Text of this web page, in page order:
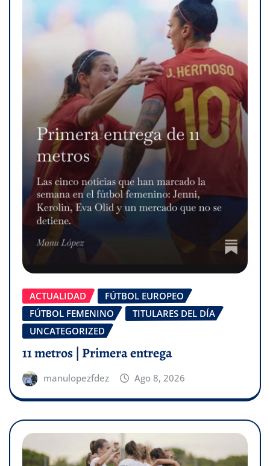
ACTUALIDAD
FÚTBOL EUROPEO
FÚTBOL FEMENINO
TITULARES DEL DÍA
UNCATEGORIZED
11 metros | Primera entrega
manulopezfdez Ago 8, 2026